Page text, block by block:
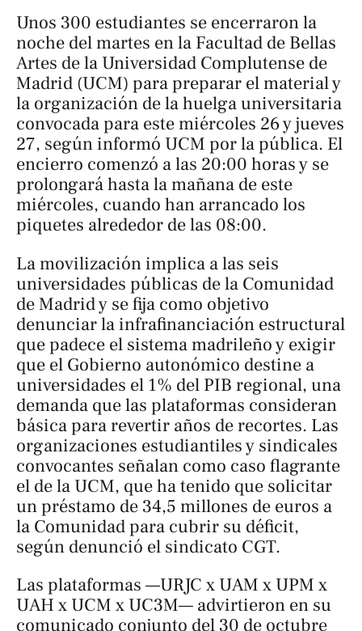
Unos 300 estudiantes se encerraron la
noche del martes en la Facultad de Bellas
Artes de la Universidad Complutense de
Madrid (UCM) para preparar el material y
la organización de la huelga universitaria
convocada para este miércoles 26 y jueves
27, según informó UCM por la pública. El
encierro comenzó a las 20:00 horas y se
prolongará hasta la mañana de este
miércoles, cuando han arrancado los
piquetes alrededor de las 08:00.
La movilización implica a las seis
universidades públicas de la Comunidad
de Madrid y se fija como objetivo
denunciar la infrafinanciación estructural
que padece el sistema madrileño y exigir
que el Gobierno autonómico destine a
universidades el 1% del PIB regional, una
demanda que las plataformas consideran
básica para revertir años de recortes. Las
organizaciones estudiantiles y sindicales
convocantes señalan como caso flagrante
el de la UCM, que ha tenido que solicitar
un préstamo de 34,5 millones de euros a
la Comunidad para cubrir su déficit,
según denunció el sindicato CGT.
Las plataformas —URJC x UAM x UPM x
UAH x UCM x UC3M— advirtieron en su
comunicado conjunto del 30 de octubre